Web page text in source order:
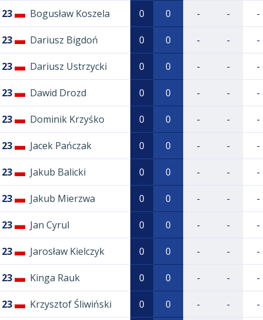
23 Bogusław Koszela 0 0 - - -
23 Dariusz Bigdoń 0 0 - - -
23 Dariusz Ustrzycki 0 0 - - -
23 Dawid Drozd 0 0 - - -
23 Dominik Krzyśko 0 0 - - -
23 Jacek Pańczak 0 0 - - -
23 Jakub Balicki 0 0 - - -
23 Jakub Mierzwa 0 0 - - -
23 Jan Cyrul 0 0 - - -
23 Jarosław Kielczyk 0 0 - - -
23 Kinga Rauk 0 0 - - -
23 Krzysztof Śliwiński 0 0 - - -